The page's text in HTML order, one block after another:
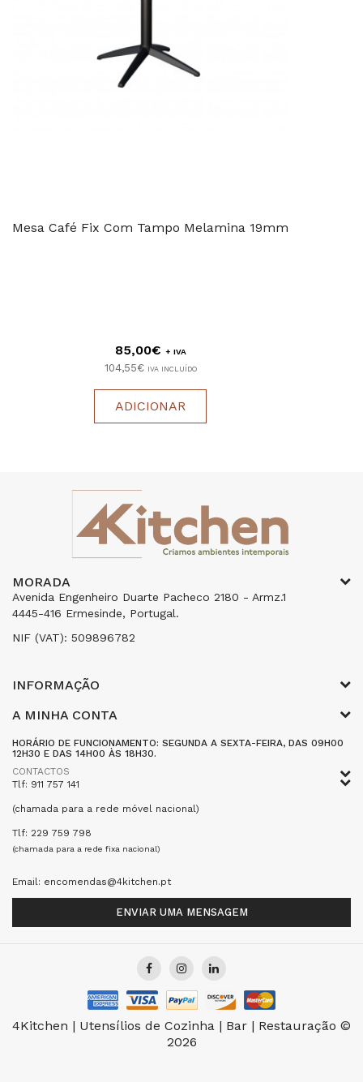
Mesa Café Fix Com Tampo Melamina 19mm
85,00€ + IVA
104,55€ IVA INCLUÍDO
ADICIONAR
MORADA
Avenida Engenheiro Duarte Pacheco 2180 - Armz.1
4445-416 Ermesinde, Portugal.
NIF (VAT): 509896782
INFORMAÇÃO
A MINHA CONTA
HORÁRIO DE FUNCIONAMENTO: SEGUNDA A SEXTA-FEIRA, DAS 09H00
12H30 E DAS 14H00 ÀS 18H30.
CONTACTOS
Tlf: 911 757 141
(chamada para a rede móvel nacional)
Tlf: 229 759 798
(chamada para a rede fixa nacional)
Email: encomendas@4kitchen.pt
ENVIAR UMA MENSAGEM
4Kitchen | Utensílios de Cozinha | Bar | Restauração ©
2026